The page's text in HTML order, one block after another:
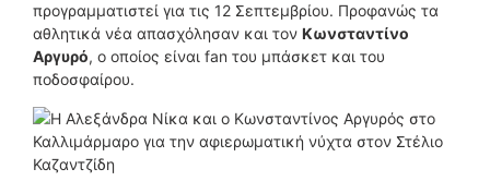
προγραμματιστεί για τις 12 Σεπτεμβρίου. Προφανώς τα
αθλητικά νέα απασχόλησαν και τον Κωνσταντίνο
Αργυρό, ο οποίος είναι fan του μπάσκετ και του
ποδοσφαίρου.